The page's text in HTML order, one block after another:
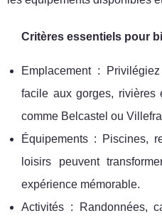
Critères essentiels pour
Emplacement :
facile aux gorges, rivières
comme Belcastel ou
Équipements : Piscines,
loisirs peuvent
expérience mémorable.
Activités : Randonnées,